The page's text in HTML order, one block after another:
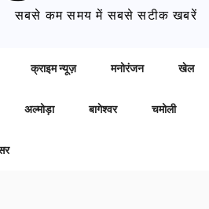
सबसे कम समय में सबसे सटीक खबरें
क्राइम न्यूज़ मनोरंजन खेल
अल्मोड़ा बागेश्वर चमोली